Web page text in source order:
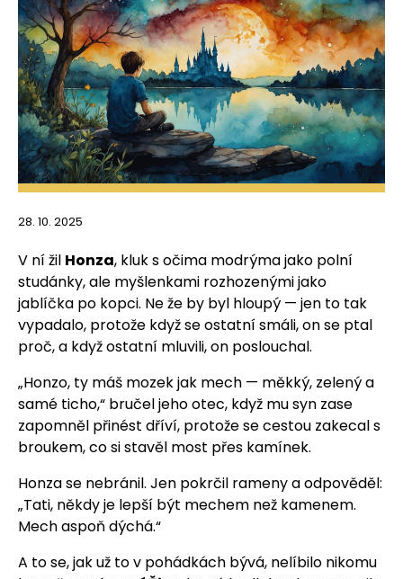
28. 10. 2025
V ní žil Honza, kluk s očima modrýma jako polní
studánky, ale myšlenkami rozhozenými jako
jablíčka po kopci. Ne že by byl hloupý — jen to tak
vypadalo, protože když se ostatní smáli, on se ptal
proč, a když ostatní mluvili, on poslouchal.
„Honzo, ty máš mozek jak mech — měkký, zelený a
samé ticho,“ bručel jeho otec, když mu syn zase
zapomněl přinést dříví, protože se cestou zakecal s
broukem, co si stavěl most přes kamínek.
Honza se nebránil. Jen pokrčil rameny a odpověděl:
„Tati, někdy je lepší být mechem než kamenem.
Mech aspoň dýchá.“
A to se, jak už to v pohádkách bývá, nelíbilo nikomu